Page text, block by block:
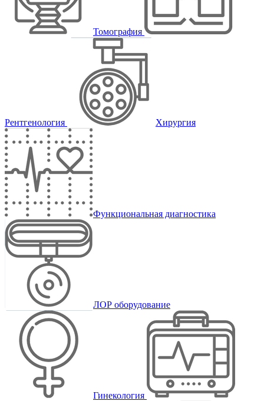
Томография
Рентгенология Хирургия
Функциональная диагностика
ЛОР оборудование
Гинекология